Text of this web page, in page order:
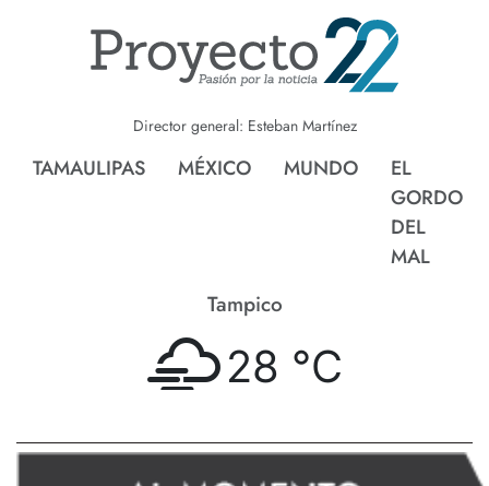
Director general: Esteban Martínez
TAMAULIPAS MÉXICO MUNDO
EL
GORDO
DEL
MAL
Tampico
28 °C